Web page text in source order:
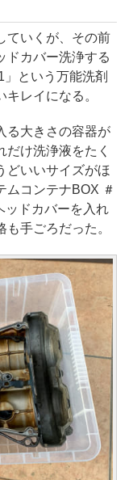
ていくが、その前
ドカバー洗浄する
という万能洗剤
レイになる。
る大きさの容器が
け洗浄液をたく
どいいサイズがほ
ムコンテナBOX ＃
ッドカバーを入れ
手ごろだった。